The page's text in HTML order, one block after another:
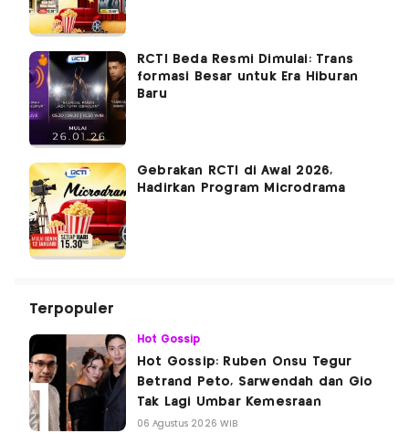
RCTI Beda Resmi Dimulai: Trans
formasi Besar untuk Era Hiburan
Baru
Gebrakan RCTI di Awal 2026,
Hadirkan Program Microdrama
Terpopuler
Hot Gossip
Hot Gossip: Ruben Onsu Tegur
Betrand Peto, Sarwendah dan Gio
Tak Lagi Umbar Kemesraan
06 Agustus 2026 WIB